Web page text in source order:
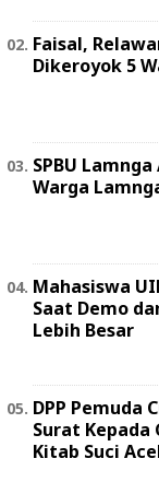
Faisal,
Dikeroyok 5
SPBU
Warga
Mahasiswa
Saat Demo
Lebih Besar
DPP Pemuda
Surat
Kitab Suci